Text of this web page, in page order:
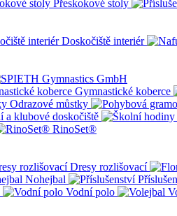
Přeskokové stoly
Doskočiště interiér
Gymnastické koberce
Odrazové můstky
a klubové doskočiště
RinoSet®
Dresy rozlišovací
Nohejbal
Vodní polo